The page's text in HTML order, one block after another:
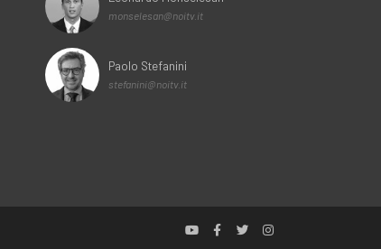
monselesan@noitv.it
Paolo Stefanini
stefanini@noitv.it